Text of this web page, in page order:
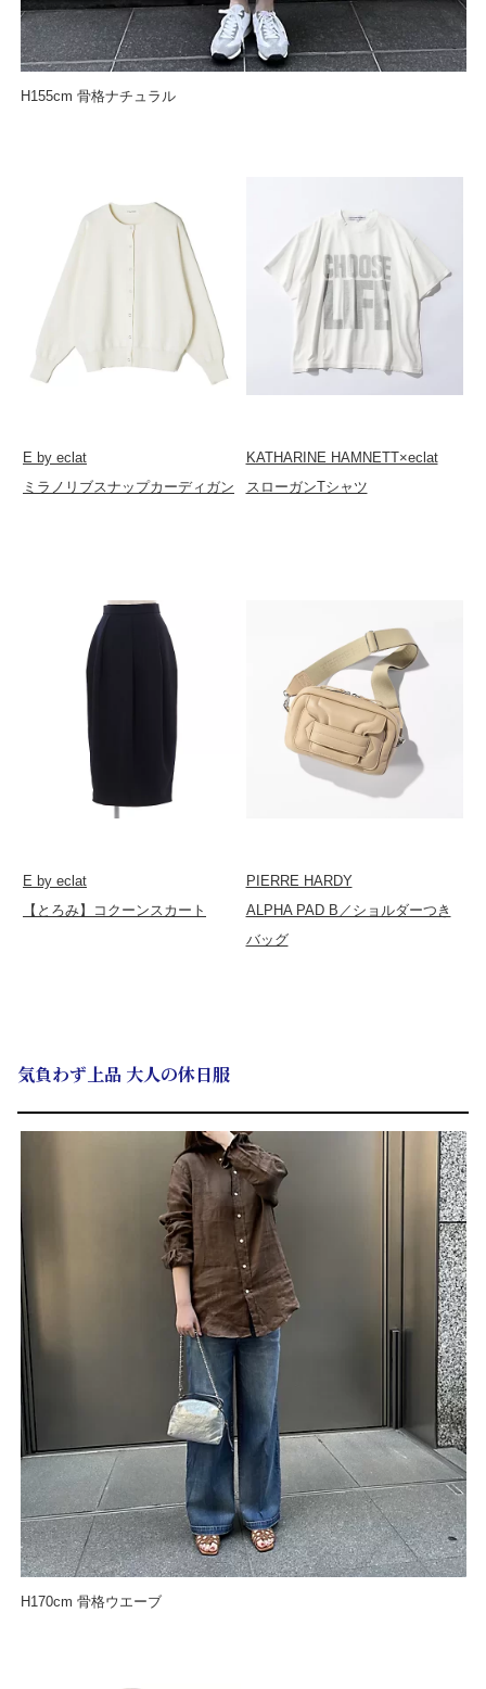
H155cm 骨格ナチュラル
E by eclat
ミラノリブスナップカーディガン
KATHARINE HAMNETT×eclat
スローガンTシャツ
E by eclat
【とろみ】コクーンスカート
PIERRE HARDY
ALPHA PAD B／ショルダーつき
バッグ
気負わず上品 大人の休日服
H170cm 骨格ウエーブ